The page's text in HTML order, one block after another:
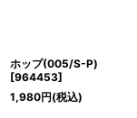
ホップ(005/S-P)
[964453]
1,980円(税込)